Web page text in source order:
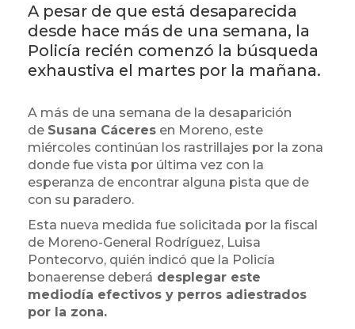
A pesar de que está desaparecida
desde hace más de una semana, la
Policía recién comenzó la búsqueda
exhaustiva el martes por la mañana.
A más de una semana de la desaparición
de Susana Cáceres en Moreno, este
miércoles continúan los rastrillajes por la zona
donde fue vista por última vez con la
esperanza de encontrar alguna pista que de
con su paradero.
Esta nueva medida fue solicitada por la fiscal
de Moreno-General Rodríguez, Luisa
Pontecorvo, quién indicó que la Policía
bonaerense deberá desplegar este
mediodía efectivos y perros adiestrados
por la zona.